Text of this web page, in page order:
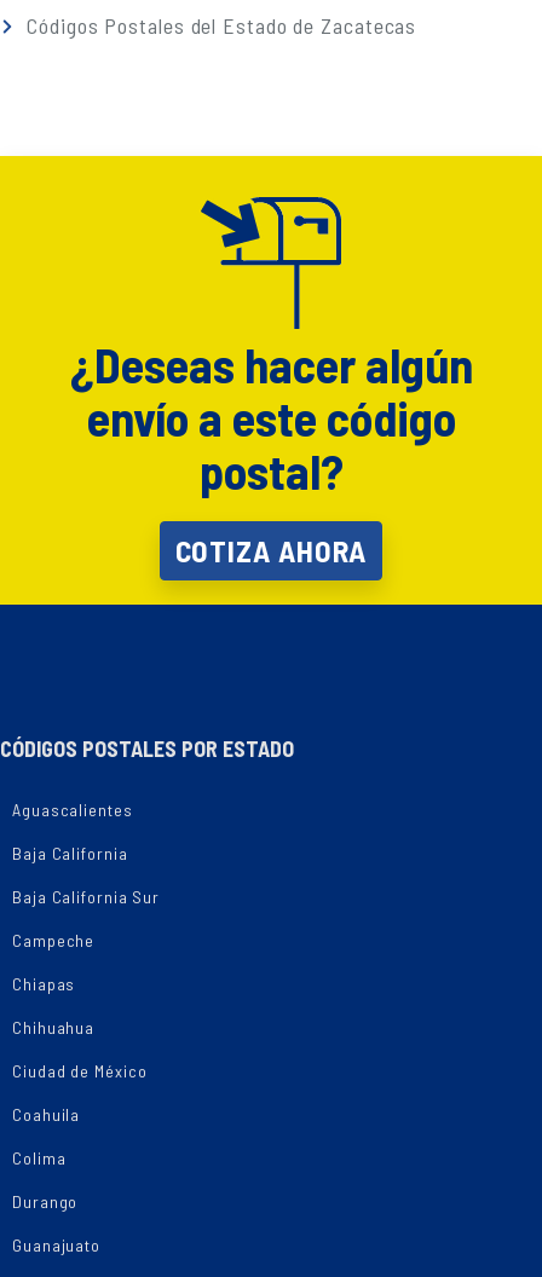
Códigos Postales del Estado de Zacatecas
¿Deseas hacer algún
envío a este código
postal?
COTIZA AHORA
CÓDIGOS POSTALES POR ESTADO
Aguascalientes
Baja California
Baja California Sur
Campeche
Chiapas
Chihuahua
Ciudad de México
Coahuila
Colima
Durango
Guanajuato